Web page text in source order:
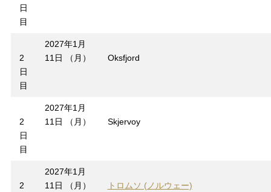
日
目
2
日
目
2027年1月
11日 （月）
Oksfjord
2
日
目
2027年1月
11日 （月）
Skjervoy
2
2027年1月
11日 （月）
トロムソ (ノルウェー)